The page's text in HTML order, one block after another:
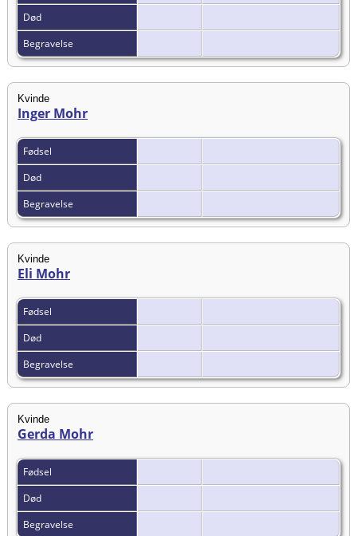
Død
Begravelse
Kvinde
Inger Mohr
Fødsel
Død
Begravelse
Kvinde
Eli Mohr
Fødsel
Død
Begravelse
Kvinde
Gerda Mohr
Fødsel
Død
Begravelse